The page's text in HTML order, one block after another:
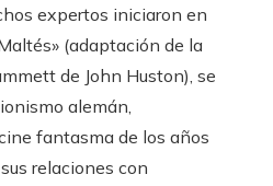
expertos iniciaron en
(adaptación de la
de John Huston), se
alemán,
fantasma de los años
relaciones con